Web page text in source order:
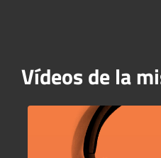
Vídeos de la